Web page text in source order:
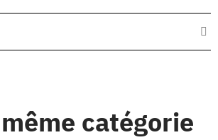
catégorie